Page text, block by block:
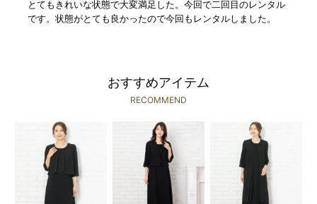
とてもきれいな状態で大変満足した。今回で二回目のレンタル
です。状態がとても良かったので今回もレンタルしました。
おすすめアイテム
RECOMMEND